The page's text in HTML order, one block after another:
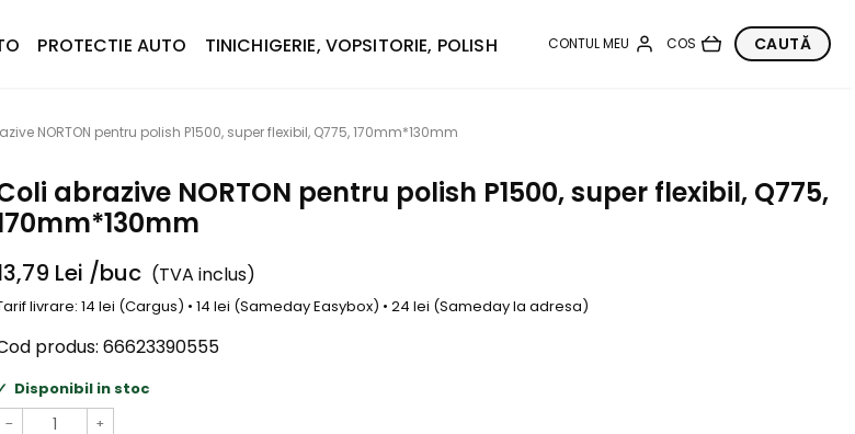
PROTECTIE AUTO TINICHIGERIE, VOPSITORIE, POLISH
NORTON pentru polish P1500, super flexibil, Q775, 170mm*130mm
abrazive NORTON pentru polish P1500, super flexibil, Q775,
Lei /buc (TVA inclus)
livrare: 14 lei (Cargus) • 14 lei (Sameday Easybox) • 24 lei (Sameday la adresa)
produs: 66623390555
Disponibil in stoc
− +